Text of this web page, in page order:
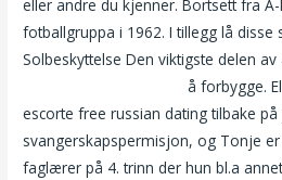
eller andre du kjenner. Bortsett fra
fotballgruppa i 1962. I tillegg lå disse
Solbeskyttelse Den viktigste delen
å forbygge.
escorte free russian dating tilbake
svangerskapspermisjon, og Tonje
faglærer på 4. trinn der hun bl.a